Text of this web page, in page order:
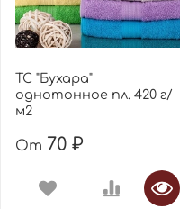
ТС "Бухара"
однотонное пл. 420 г/
м2
От 70 ₽